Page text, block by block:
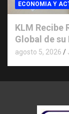
ECONOMIA Y
KLM Recibe
Global de
agosto 5, 2026